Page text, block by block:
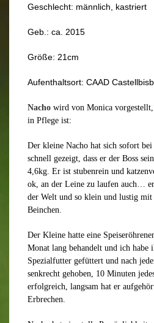
Geschlecht: männlich, kastriert
Geb.: ca. 2015
Größe: 21cm
Aufenthaltsort: CAAD
Nacho wird von Monica
in Pflege ist:
Der kleine Nacho hat sich sofort bei
schnell gezeigt, dass er der Boss
4,6kg. Er ist stubenrein und
ok, an der Leine zu laufen auch… er
der Welt und so klein und lustig mit
Beinchen.
Der Kleine hatte eine
Monat lang behandelt und ich habe
Spezialfutter gefüttert und nach
senkrecht gehoben, 10 Minuten
erfolgreich, langsam hat er
Erbrechen.